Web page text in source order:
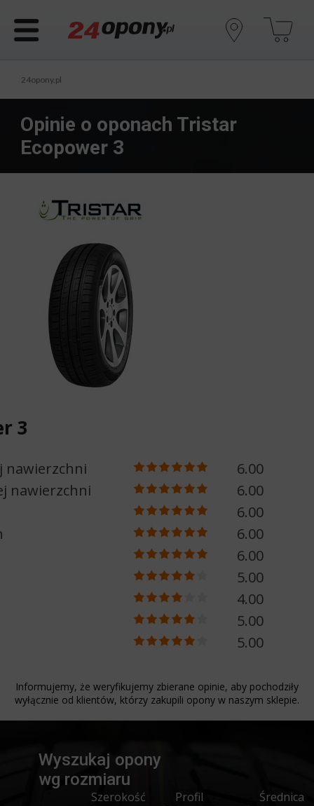
24opony.pl
Opinie o oponach Tristar
Ecopower 3
3
nawierzchni
6.00
nawierzchni
6.00
6.00
6.00
6.00
5.00
4.00
5.00
5.00
Informujemy, że weryfikujemy zbierane opinie, aby pochodziły
wyłącznie od klientów, którzy zakupili opony w naszym sklepie.
Wyszukaj opony
wg rozmiaru
Szerokość
Profil
Średnica